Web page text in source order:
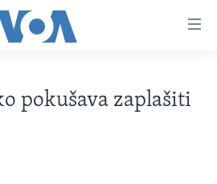
pokušava zaplašiti